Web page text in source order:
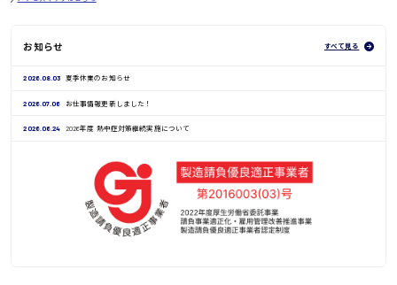
お知らせ すべて見る
2026.08.03 夏季休業のお知らせ
2026.07.06 お仕事情報更新しました！
2026.06.24 2026年度 熱中症対策継続実施について